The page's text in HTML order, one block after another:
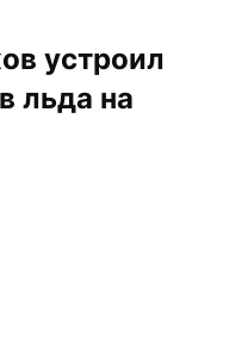
устроил
льда на